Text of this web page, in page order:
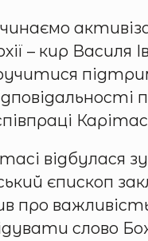
– кир
відбулася
єпископ
про
слово